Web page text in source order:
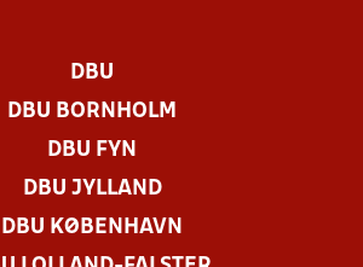
DBU
DBU BORNHOLM
DBU FYN
DBU JYLLAND
DBU KØBENHAVN